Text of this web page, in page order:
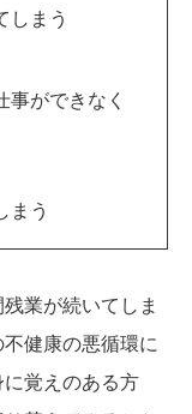
しまう
ができなく
まう
業が続いてしま
健康の悪循環に
覚えのある方